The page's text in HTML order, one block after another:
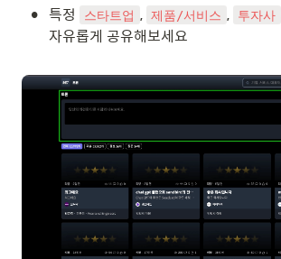
• 특정 스타트업 , 제품/서비스 , 투자사
자유롭게 공유해보세요